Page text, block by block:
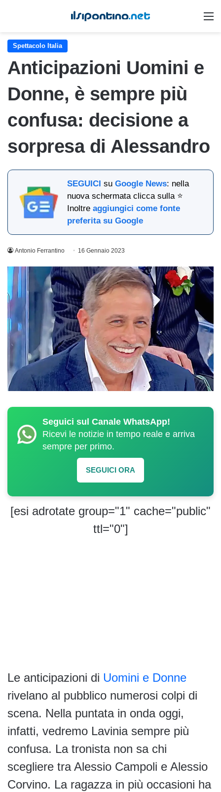
Spettacolo Italia
Anticipazioni Uomini e
Donne, è sempre più
confusa: decisione a
sorpresa di Alessandro
SEGUICI suGoogle News: nella
nuova schermata clicca sulla ⭐
Inoltreaggiungici come fonte
preferita su Google
Antonio Ferrantino 16 Gennaio 2023
Seguici sul Canale WhatsApp!
Ricevi le notizie in tempo reale e arriva
sempre per primo.
SEGUICI ORA
[esi adrotate group="1" cache="public"
ttl="0"]
Le anticipazioni di Uomini e Donne
rivelano al pubblico numerosi colpi di
scena. Nella puntata in onda oggi,
infatti, vedremo Lavinia sempre più
confusa. La tronista non sa chi
scegliere tra Alessio Campoli e Alessio
Corvino. La ragazza in più occasioni ha